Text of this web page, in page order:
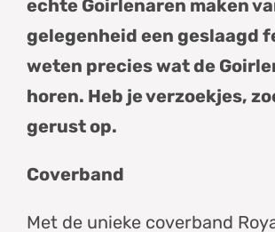
echte Goirlenaren maken
gelegenheid een geslaagd
weten precies wat de
horen. Heb je verzoekjes,
gerust op.
Coverband
Met de unieke coverband